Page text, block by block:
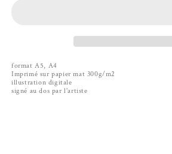
format A5, A4
Imprimé sur papier mat 300g/m2
illustration digitale
signé au dos par l'artiste